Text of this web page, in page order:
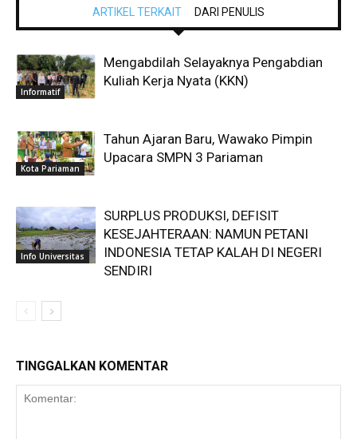
ARTIKEL TERKAIT DARI PENULIS
Informatif
Mengabdilah Selayaknya Pengabdian
Kuliah Kerja Nyata (KKN)
Kota Pariaman
Tahun Ajaran Baru, Wawako Pimpin
Upacara SMPN 3 Pariaman
Info Universitas
SURPLUS PRODUKSI, DEFISIT
KESEJAHTERAAN: NAMUN PETANI
INDONESIA TETAP KALAH DI NEGERI
SENDIRI
TINGGALKAN KOMENTAR